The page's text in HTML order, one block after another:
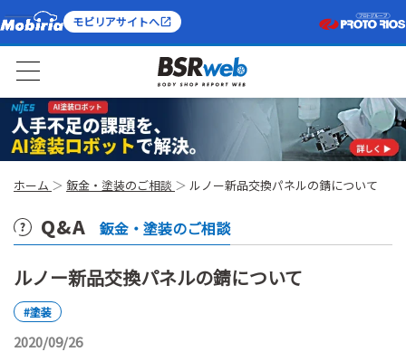
モビリアサイトへ
ホーム 鈑金・塗装のご相談 ルノー新品交換パネルの錆について
Q&A 鈑金・塗装のご相談
ルノー新品交換パネルの錆について
#塗装
2020/09/26